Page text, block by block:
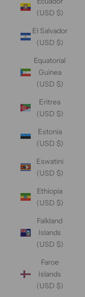
(USD $)
El Salvador
(USD $)
Equatorial
Guinea
(USD $)
Eritrea
(USD $)
Estonia
(USD $)
Eswatini
(USD $)
Ethiopia
(USD $)
Falkland
Islands
(USD $)
Faroe
Islands
(USD $)